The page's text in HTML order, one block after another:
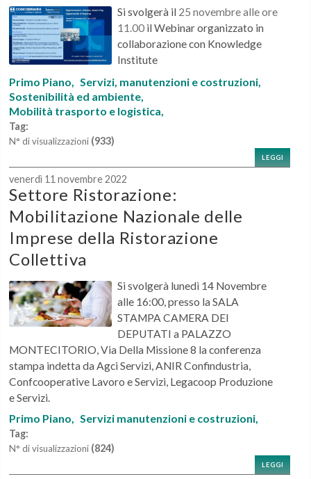
Si svolgerà il 25 novembre alle ore
11.00il Webinar organizzato in
collaborazione con Knowledge
Institute
Primo Piano, Servizi, manutenzioni e costruzioni,
Sostenibilità ed ambiente,
Mobilità trasporto e logistica,
Tag:
N° di visualizzazioni (933)
LEGGI
venerdì 11 novembre 2022
Settore Ristorazione:
Mobilitazione Nazionale delle
Imprese della Ristorazione
Collettiva
Si svolgerà lunedì 14 Novembre
alle 16:00, presso la SALA
STAMPA CAMERA DEI
DEPUTATI a PALAZZO
MONTECITORIO, Via Della Missione 8 la conferenza
stampa indetta da Agci Servizi, ANIR Confindustria,
Confcooperative Lavoro e Servizi, Legacoop Produzione
e Servizi.
Primo Piano, Servizi manutenzioni e costruzioni,
Tag:
N° di visualizzazioni (824)
LEGGI